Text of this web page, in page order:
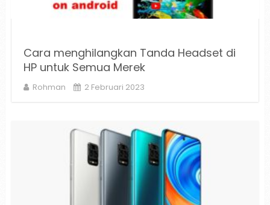
Cara menghilangkan Tanda Headset di
HP untuk Semua Merek
Rohman 2 Februari 2023